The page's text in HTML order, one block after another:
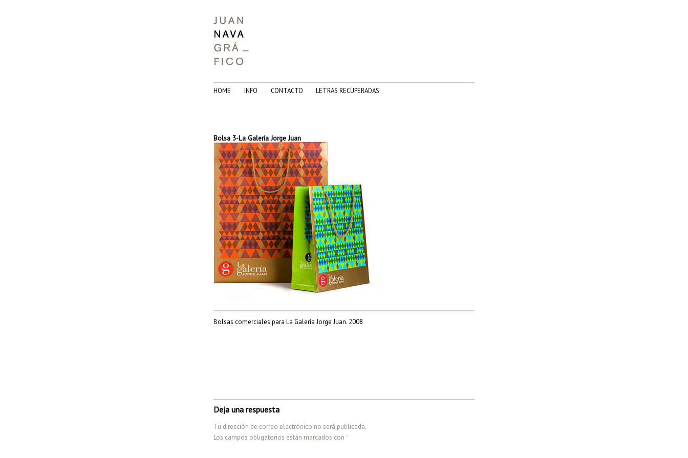
HOME INFO CONTACTO LETRAS RECUPERADAS
Bolsa 3-La Galería Jorge Juan
Bolsas comerciales para La Galería Jorge Juan. 2008
Deja una respuesta
Tu dirección de correo electrónico no será publicada.
Los campos obligatorios están marcados con *